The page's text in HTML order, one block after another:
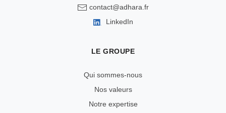
contact@adhara.fr
LinkedIn
LE GROUPE
Qui sommes-nous
Nos valeurs
Notre expertise